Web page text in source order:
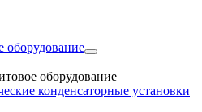
оборудование
оборудование
конденсаторные установки